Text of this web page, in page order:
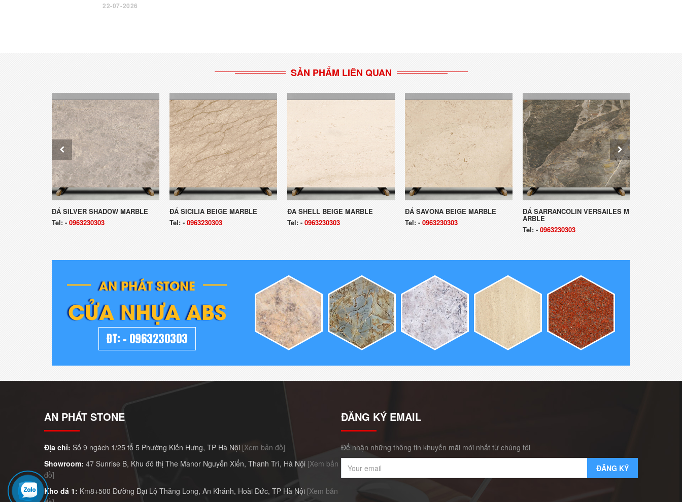
22-07-2026
SẢN PHẨM LIÊN QUAN
ĐÁ SILVER SHADOW MARBLE
Tel: - 0963230303
ĐÁ SICILIA BEIGE MARBLE
Tel: - 0963230303
ĐA SHELL BEIGE MARBLE
Tel: - 0963230303
ĐÁ SAVONA BEIGE MARBLE
Tel: - 0963230303
ĐÁ SARRANCOLIN VERSAILES M
ARBLE
Tel: - 0963230303
AN PHÁT STONE
CỬA NHỰA ABS
ĐT: - 0963230303
AN PHÁT STONE
Địa chỉ: Số 9 ngách 1/25 tổ 5 Phường Kiến Hưng, TP Hà Nội [Xem bản đồ]
Showroom: 47 Sunrise B, Khu đô thị The Manor Nguyễn Xiển, Thanh Trì, Hà Nội [Xem bản
đồ]
Kho đá 1: Km8+500 Đường Đại Lộ Thăng Long, An Khánh, Hoài Đức, TP Hà Nội [Xem bản
ĐĂNG KÝ EMAIL
Để nhận những thông tin khuyến mãi mới nhất từ chúng tôi